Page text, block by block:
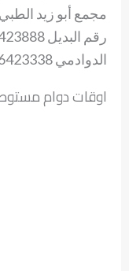
الدوادمي 0116423338.
اوقات دوام